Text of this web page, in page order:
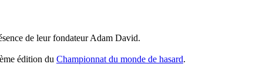
de leur fondateur Adam David.
édition du Championnat du monde de hasard.